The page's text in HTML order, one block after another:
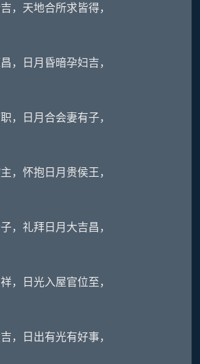
天地合所求皆得，
日月昏暗孕妇吉，
日月合会妻有子，
怀抱日月贵侯王，
礼拜日月大吉昌，
日光入屋官位至，
日出有光有好事，